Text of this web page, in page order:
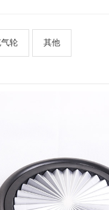
气轮 其他